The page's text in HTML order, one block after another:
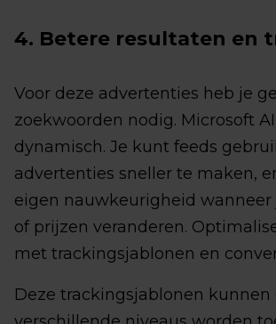
4. Betere resultaten en
Voor deze advertenties heb je
zoekwoorden nodig. Microsoft
dynamisch. Je kunt feeds
advertenties sneller te maken,
eigen nauwkeurigheid wanneer
of prijzen veranderen.
met trackingsjablonen en
Deze trackingsjablonen kunnen